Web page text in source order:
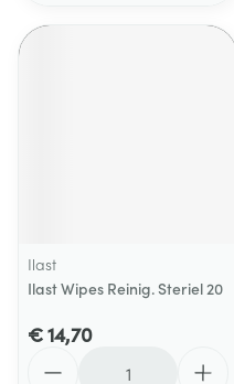
Ilast
Ilast Wipes Reinig. Steriel 20
€ 14,70